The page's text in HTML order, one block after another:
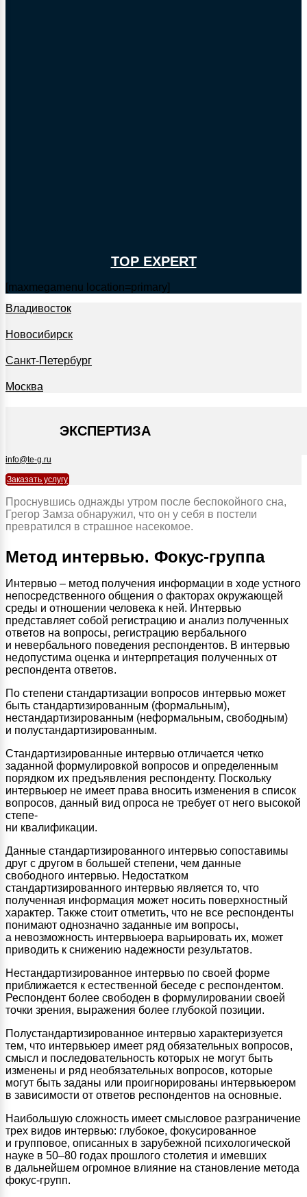
TOP EXPERT
[maxmegamenu location=primary]
Владивосток
Новосибирск
Санкт-Петербург
Москва
ЭКСПЕРТИЗА
info@te-g.ru
Заказать услугу
Проснувшись однажды утром после беспокойного сна,
Грегор Замза обнаружил, что он у себя в постели
превратился в страшное насекомое.
Метод интервью. Фокус-группа
Интервью – метод получения информации в ходе устного
непосредственного общения о факторах окружающей
среды и отношении человека к ней. Интервью
представляет собой регистрацию и анализ полученных
ответов на вопросы, регистрацию вербального
и невербального поведения респондентов. В интервью
недопустима оценка и интерпретация полученных от
респондента ответов.
По степени стандартизации вопросов интервью может
быть стандартизированным (формальным),
нестандартизированным (неформальным, свободным)
и полустандартизированным.
Стандартизированные интервью отличается четко
заданной формулировкой вопросов и определенным
порядком их предъявления респонденту. Поскольку
интервьюер не имеет права вносить изменения в список
вопросов, данный вид опроса не требует от него высокой
степе-
ни квалификации.
Данные стандартизированного интервью сопоставимы
друг с другом в большей степени, чем данные
свободного интервью. Недостатком
стандартизированного интервью является то, что
полученная информация может носить поверхностный
характер. Также стоит отметить, что не все респонденты
понимают однозначно заданные им вопросы,
а невозможность интервьюера варьировать их, может
приводить к снижению надежности результатов.
Нестандартизированное интервью по своей форме
приближается к естественной беседе с респондентом.
Респондент более свободен в формулировании своей
точки зрения, выражения более глубокой позиции.
Полустандартизированное интервью характеризуется
тем, что интервьюер имеет ряд обязательных вопросов,
смысл и последовательность которых не могут быть
изменены и ряд необязательных вопросов, которые
могут быть заданы или проигнорированы интервьюером
в зависимости от ответов респондентов на основные.
Наибольшую сложность имеет смысловое разграничение
трех видов интервью: глубокое, фокусированное
и групповое, описанных в зарубежной психологической
науке в 50–80 годах прошлого столетия и имевших
в дальнейшем огромное влияние на становление метода
фокус-групп.